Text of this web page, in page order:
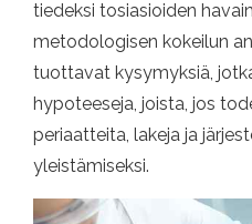
tiedeksi tosiasioiden
metodologisen kokeilun
tuottavat kysymyksiä,
hypoteeseja, joista, jos
periaatteita, lakeja ja
yleistämiseksi.